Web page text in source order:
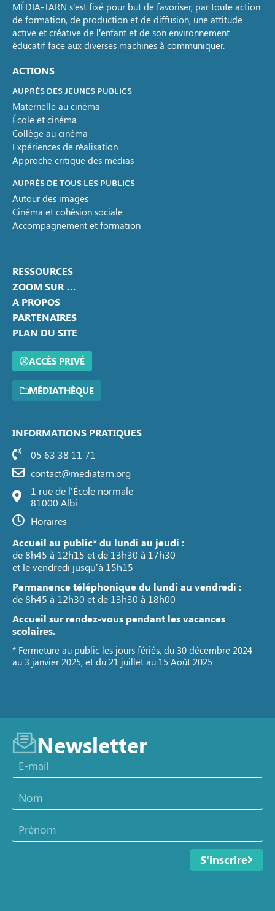
MÉDIA-TARN s’est fixé pour but de favoriser, par toute action
de formation, de production et de diffusion, une attitude
active et créative de l’enfant et de son environnement
éducatif face aux diverses machines à communiquer.
ACTIONS
AUPRÈS DES JEUNES PUBLICS
Maternelle au cinéma
École et cinéma
Collège au cinéma
Expériences de réalisation
Approche critique des médias
AUPRÈS DE TOUS LES PUBLICS
Autour des images
Cinéma et cohésion sociale
Accompagnement et formation
RESSOURCES
ZOOM SUR …
A PROPOS
PARTENAIRES
PLAN DU SITE
ACCÈS PRIVÉ
MÉDIATHÈQUE
INFORMATIONS PRATIQUES
05 63 38 11 71
contact@mediatarn.org
1 rue de l'École normale
81000 Albi
Horaires
Accueil au public* du lundi au jeudi :
de 8h45 à 12h15 et de 13h30 à 17h30
et le vendredi jusqu’à 15h15
Permanence téléphonique du lundi au vendredi :
de 8h45 à 12h30 et de 13h30 à 18h00
Accueil sur rendez-vous pendant les vacances
scolaires.
* Fermeture au public les jours fériés, du 30 décembre 2024
au 3 janvier 2025, et du 21 juillet au 15 Août 2025
Newsletter
S'inscrire